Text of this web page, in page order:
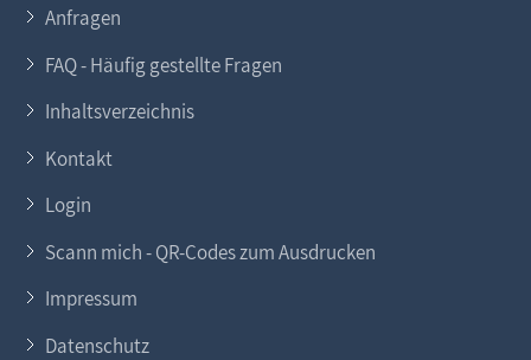
Anfragen
FAQ - Häufig gestellte Fragen
Inhaltsverzeichnis
Kontakt
Login
Scann mich - QR-Codes zum Ausdrucken
Impressum
Datenschutz